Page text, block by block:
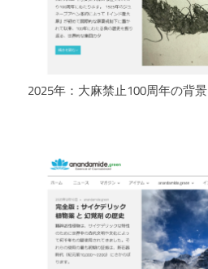
2025年：大麻禁止100周年の背景